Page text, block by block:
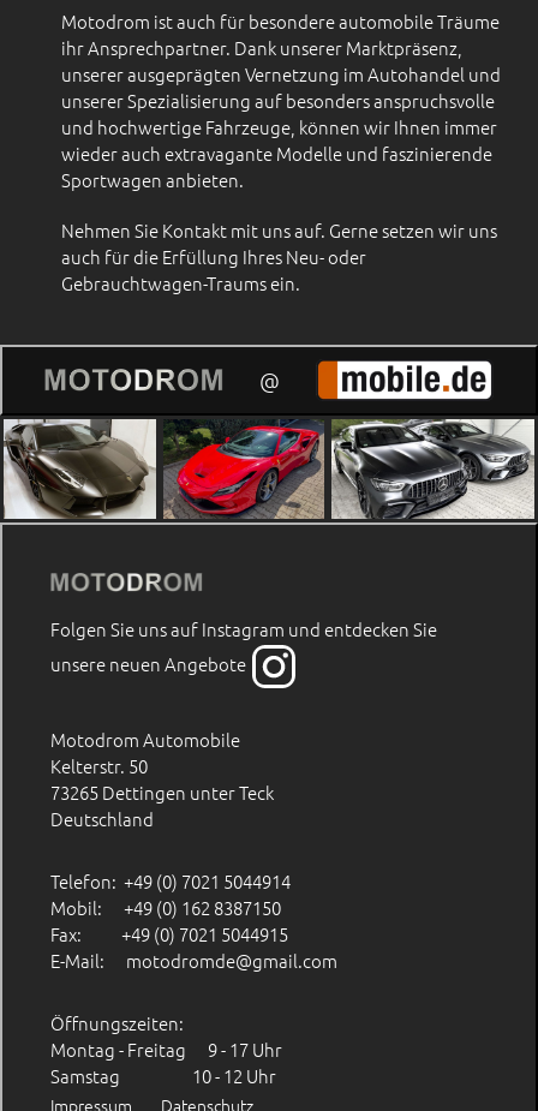
Motodrom ist auch für besondere automobile Träume
ihr Ansprechpartner. Dank unserer Marktpräsenz,
unserer ausgeprägten Vernetzung im Autohandel und
unserer Spezialisierung auf besonders anspruchsvolle
und hochwertige Fahrzeuge, können wir Ihnen immer
wieder auch extravagante Modelle und faszinierende
Sportwagen anbieten.
Nehmen Sie Kontakt mit uns auf. Gerne setzen wir uns
auch für die Erfüllung Ihres Neu- oder
Gebrauchtwagen-Traums ein.
@
Folgen Sie uns auf Instagram und entdecken Sie
unsere neuen Angebote
Motodrom Automobile
Kelterstr. 50
73265 Dettingen unter Teck
Deutschland
Telefon: +49 (0) 7021 5044914
Mobil: +49 (0) 162 8387150
Fax: +49 (0) 7021 5044915
E-Mail: motodromde@gmail.com
Öffnungszeiten:
Montag - Freitag 9 - 17 Uhr
Samstag 10 - 12 Uhr
Impressum Datenschutz